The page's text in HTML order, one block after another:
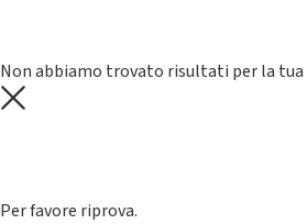
Non abbiamo trovato risultati per la tua
Per favore riprova.